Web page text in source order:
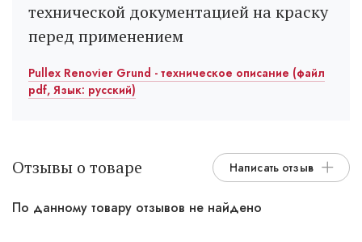
технической документацией на краску
перед применением
Pullex Renovier Grund - техническое описание (файл
pdf, Язык: русский)
Отзывы о товаре Написать отзыв
По данному товару отзывов не найдено